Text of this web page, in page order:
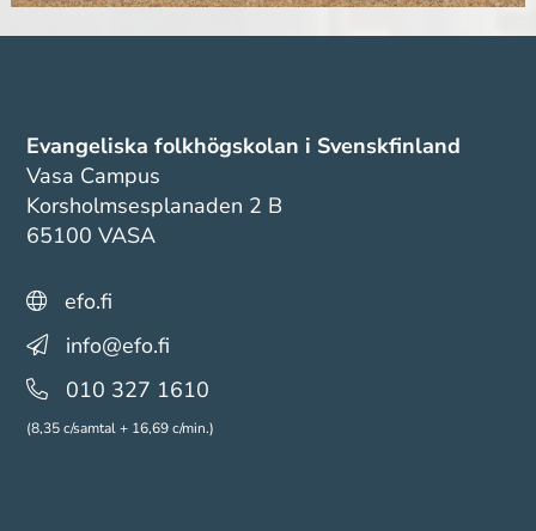
Evangeliska folkhögskolan i Svenskfinland
Vasa Campus
Korsholmsesplanaden 2 B
65100 VASA
efo.fi
info@efo.fi
010 327 1610
(8,35 c/samtal + 16,69 c/min.)